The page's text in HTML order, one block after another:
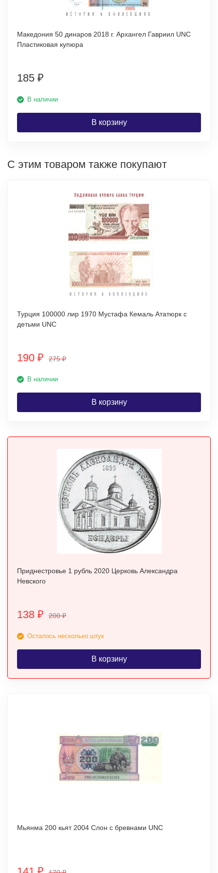
Македония 50 динаров 2018 г. Архангел Гавриил UNC
Пластиковая купюра
185 ₽
В наличии
В корзину
С этим товаром также покупают
Турция 100000 лир 1970 Мустафа Кемаль Ататюрк с
детьми UNC
190 ₽ 275₽
В наличии
В корзину
Приднестровье 1 рубль 2020 Церковь Александра
Невского
138 ₽ 200₽
Осталось несколько штук
В корзину
Мьянма 200 кьят 2004 Слон с бревнами UNC
₽